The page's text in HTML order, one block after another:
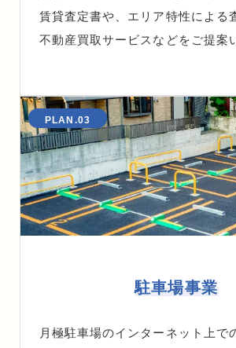
賃貸査定書や、エリア特性による
不動産買取サービスなどをご提案
PLAN.03
駐車場事業
月極駐車場のインターネット上で